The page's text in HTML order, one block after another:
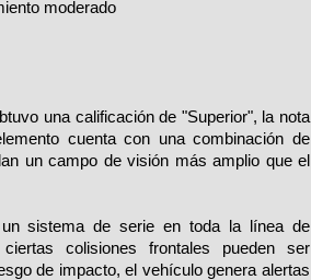
moderado
una calificación de "Superior", la nota
cuenta con una combinación de
un campo de visión más amplio que el
sistema de serie en toda la línea de
colisiones frontales pueden ser
de impacto, el vehículo genera alertas